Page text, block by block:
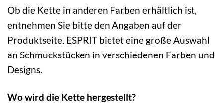
Ob die Kette in anderen Farben erhältlich ist,
entnehmen Sie bitte den Angaben auf der
Produktseite. ESPRIT bietet eine große Auswahl
an Schmuckstücken in verschiedenen Farben und
Designs.
Wo wird die Kette hergestellt?